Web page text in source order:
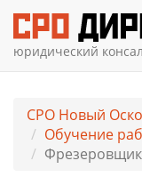
юридический
СРО Новый
Обучение